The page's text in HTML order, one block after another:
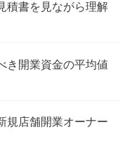
積書を見ながら理解
き開業資金の平均値
規店舗開業オーナー